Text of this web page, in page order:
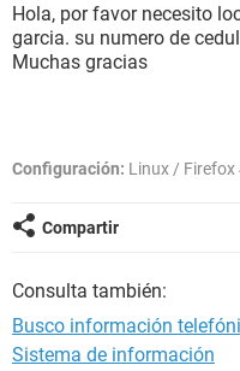
Hola, por favor necesito
garcia. su numero de
Muchas gracias
Configuración: Linux / Firefox
Compartir
Consulta también:
Busco información
Sistema de información